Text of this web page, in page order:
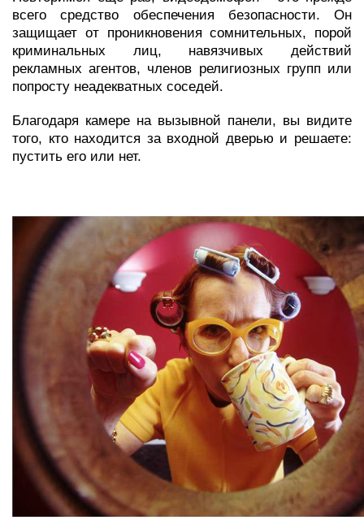
всего средство обеспечения безопасности. Он
защищает от проникновения сомнительных, порой
криминальных лиц, навязчивых действий
рекламных агентов, членов религиозных групп или
попросту неадекватных соседей.
Благодаря камере на вызывной панели, вы видите
того, кто находится за входной дверью и решаете:
пустить его или нет.